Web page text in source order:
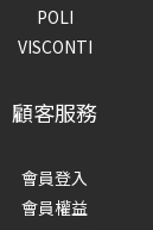
POLI
VISCONTI
顧客服務
會員登入
會員權益